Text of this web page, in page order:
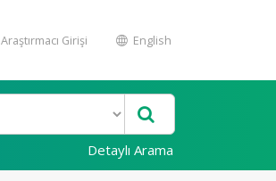
Araştırmacı Girişi English
Detaylı Arama